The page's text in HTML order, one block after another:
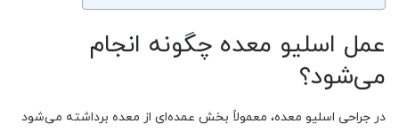
عمل اسلیو معده چگونه انجام
می‌شود؟
در جراحی اسلیو معده، معمولاً بخش عمده‌ای از معده برداشته می‌شود